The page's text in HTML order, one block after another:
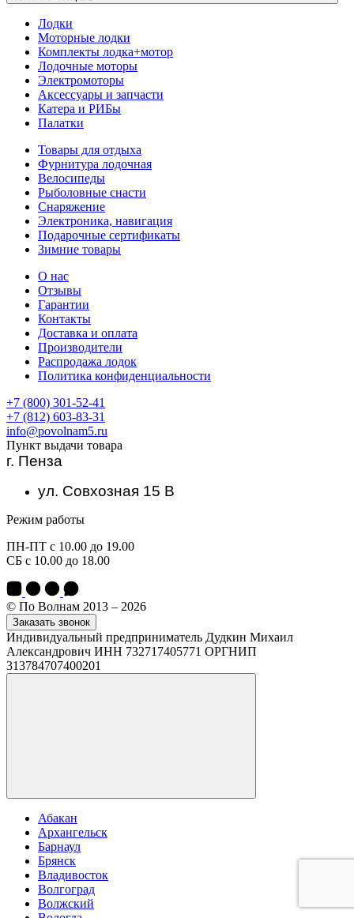
Лодки
Моторные лодки
Комплекты лодка+мотор
Лодочные моторы
Электромоторы
Аксессуары и запчасти
Катера и РИБы
Палатки
Товары для отдыха
Фурнитура лодочная
Велосипеды
Рыболовные снасти
Снаряжение
Электроника, навигация
Подарочные сертификаты
Зимние товары
О нас
Отзывы
Гарантии
Контакты
Доставка и оплата
Производители
Распродажа лодок
Политика конфиденциальности
+7 (800) 301-52-41
+7 (812) 603-83-31
info@povolnam5.ru
Пункт выдачи товара
г. Пенза
ул. Совхозная 15 В
Режим работы
ПН-ПТ с 10.00 до 19.00
СБ с 10.00 до 18.00
© По Волнам 2013 – 2026
Заказать звонок
Индивидуальный предприниматель Дудкин Михаил
Александрович ИНН 732717405771 ОРГНИП
313784707400201
Абакан
Архангельск
Барнаул
Брянск
Владивосток
Волгоград
Волжский